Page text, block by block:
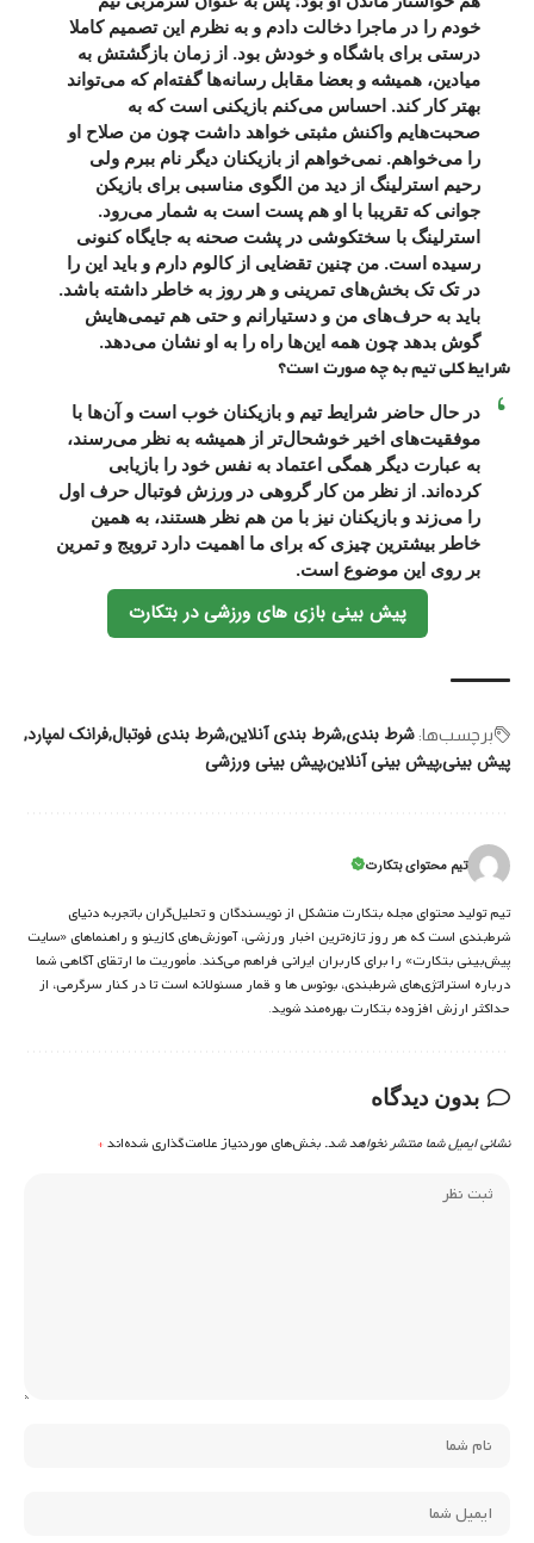
خودم را در ماجرا دخالت دادم و به نظرم این تصمیم کاملا
درستی برای باشگاه و خودش بود. از زمان بازگشتش به
میادین، همیشه و بعضا مقابل رسانه‌ها گفته‌ام که می‌تواند
بهتر کار کند. احساس می‌کنم بازیکنی است که به
صحبت‌هایم واکنش مثبتی خواهد داشت چون من صلاح او
را می‌خواهم. نمی‌خواهم از بازیکنان دیگر نام ببرم ولی
رحیم استرلینگ از دید من الگوی مناسبی برای بازیکن
جوانی که تقریبا با او هم پست است به شمار می‌رود.
استرلینگ با سختکوشی در پشت صحنه به جایگاه کنونی
رسیده است. من چنین تقضایی از کالوم دارم و باید این را
در تک تک بخش‌های تمرینی و هر روز به خاطر داشته باشد.
باید به حرف‌های من و دستیارانم و حتی هم تیمی‌هایش
گوش بدهد چون همه این‌ها راه را به او نشان می‌دهد.
شرایط کلی تیم به چه صورت است؟
در حال حاضر شرایط تیم و بازیکنان خوب است و آن‌ها با
موفقیت‌های اخیر خوشحال‌تر از همیشه به نظر می‌رسند،
به عبارت دیگر همگی اعتماد به نفس خود را بازیابی
کرده‌اند. از نظر من کار گروهی در ورزش فوتبال حرف اول
را می‌زند و بازیکنان نیز با من هم نظر هستند، به همین
خاطر بیشترین چیزی که برای ما اهمیت دارد ترویج و تمرین
بر روی این موضوع است.
پیش بینی بازی های ورزشی در بتکارت
برچسب‌‌ها: شرط بندیشرط بندی آنلاینشرط بندی فوتبالفرانک لمپارد
پیش بینیپیش بینی آنلاینپیش بینی ورزشی
تیم محتوای بتکارت
تیم تولید محتوای مجله بتکارت متشکل از نویسندگان و تحلیل‌گران باتجربه دنیای
شرط‌بندی است که هر روز تازه‌ترین اخبار ورزشی، آموزش‌های کازینو و راهنماهای «سایت
پیش‌بینی بتکارت» را برای کاربران ایرانی فراهم می‌کند. مأموریت ما ارتقای آگاهی شما
درباره استراتژی‌های شرطبندی، بونوس ها و قمار مسئولانه است تا در کنار سرگرمی، از
حداکثر ارزش افزوده بتکارت بهره‌مند شوید.
بدون دیدگاه
نشانی ایمیل شما منتشر نخواهد شد. بخش‌های موردنیاز علامت‌گذاری شده‌اند*